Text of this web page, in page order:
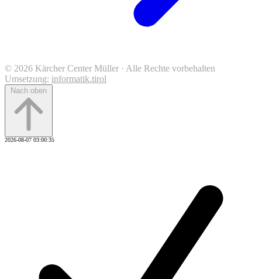
© 2026 Kärcher Center Müller · Alle Rechte vorbehalten
Umsetzung: informatik.tirol
Nach oben
2026-08-07 03:00:35